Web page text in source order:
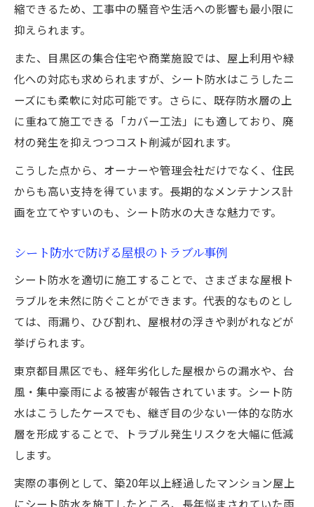
縮できるため、工事中の騒音や生活への影響も最小限に
抑えられます。
また、目黒区の集合住宅や商業施設では、屋上利用や緑
化への対応も求められますが、シート防水はこうしたニ
ーズにも柔軟に対応可能です。さらに、既存防水層の上
に重ねて施工できる「カバー工法」にも適しており、廃
材の発生を抑えつつコスト削減が図れます。
こうした点から、オーナーや管理会社だけでなく、住民
からも高い支持を得ています。長期的なメンテナンス計
画を立てやすいのも、シート防水の大きな魅力です。
シート防水で防げる屋根のトラブル事例
シート防水を適切に施工することで、さまざまな屋根ト
ラブルを未然に防ぐことができます。代表的なものとし
ては、雨漏り、ひび割れ、屋根材の浮きや剥がれなどが
挙げられます。
東京都目黒区でも、経年劣化した屋根からの漏水や、台
風・集中豪雨による被害が報告されています。シート防
水はこうしたケースでも、継ぎ目の少ない一体的な防水
層を形成することで、トラブル発生リスクを大幅に低減
します。
実際の事例として、築20年以上経過したマンション屋上
にシート防水を施工したところ、長年悩まされていた雨